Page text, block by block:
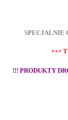
SPECJALNIE
+++
!!! PRODUKTY